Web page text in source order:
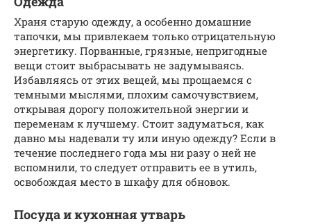
Храня старую одежду, а особенно домашние
тапочки, мы привлекаем только отрицательную
энергетику. Порванные, грязные, непригодные
вещи стоит выбрасывать не задумываясь.
Избавляясь от этих вещей, мы прощаемся с
темными мыслями, плохим самочувствием,
открывая дорогу положительной энергии и
переменам к лучшему. Стоит задуматься, как
давно мы надевали ту или иную одежду? Если в
течение последнего года мы ни разу о ней не
вспомнили, то следует отправить ее в утиль,
освобождая место в шкафу для обновок.
Посуда и кухонная утварь